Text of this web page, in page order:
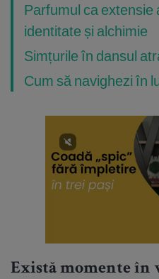
Parfumul ca extensie
identitate și alchimie
Simțurile în dansul
Cum să navighezi în
Există momente în